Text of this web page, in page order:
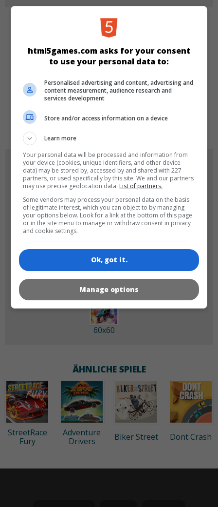
KATEGORIEN
Cars Rennen
SPRACHEN
de tr en
SPIEL-ICONS
180x180 120x120
60x60
ÄHNLICHE SPIELE
StreetRace
Fury
Adventure
Drivers
Biker Street Dont Crash
html5games.com asks for your consent
to use your personal data to:
Personalised advertising and content, advertising and
content measurement, audience research and
services development
Store and/or access information on a device
Learn more
Your personal data will be processed and information from
your device (cookies, unique identifiers, and other device
data) may be stored by, accessed by and shared with 227
partners, or used specifically by this site. We and our partners
may use precise geolocation data. List of partners.
Some vendors may process your personal data on the basis
of legitimate interest, which you can object to by managing
your options below. Look for a link at the bottom of this page
or in the site menu to manage or withdraw consent in privacy
and cookie settings.
Ok, got it.
Manage options